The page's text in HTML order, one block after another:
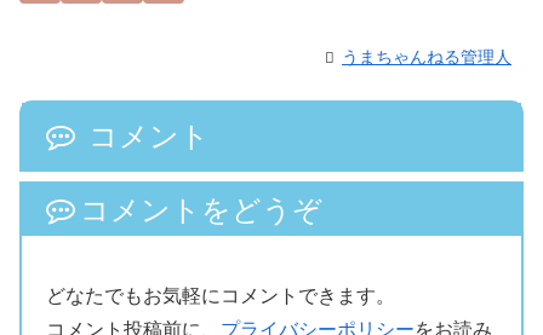
うまちゃんねる管理人
コメント
コメントをどうぞ
どなたでもお気軽にコメントできます。
コメント投稿前に、 プライバシーポリシーをお読み